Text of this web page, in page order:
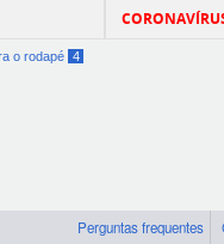
o rodapé 4
Perguntas frequentes